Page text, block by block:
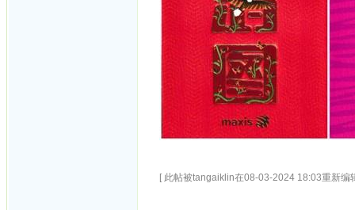
[ 此帖被tangaiklin在08-03-2024 18:03重新编